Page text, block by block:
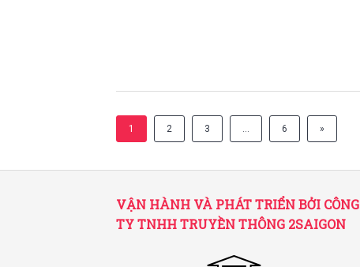
1 2 3 … 6 »
VẬN HÀNH VÀ PHÁT TRIỂN BỞI CÔNG
TY TNHH TRUYỀN THÔNG 2SAIGON